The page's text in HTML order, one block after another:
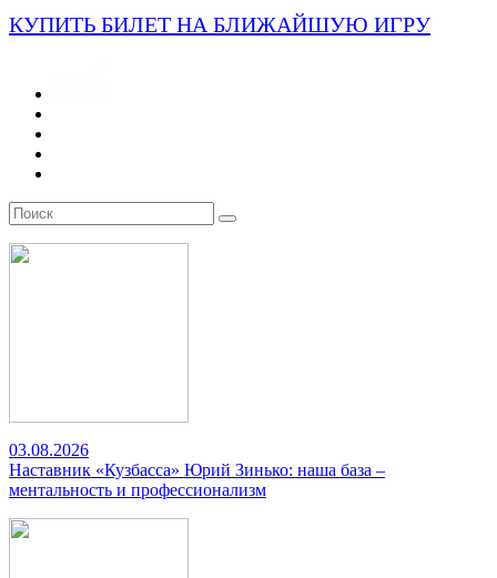
КУПИТЬ БИЛЕТ НА БЛИЖАЙШУЮ ИГРУ
03.08.2026
Наставник «Кузбасса» Юрий Зинько: наша база –
ментальность и профессионализм